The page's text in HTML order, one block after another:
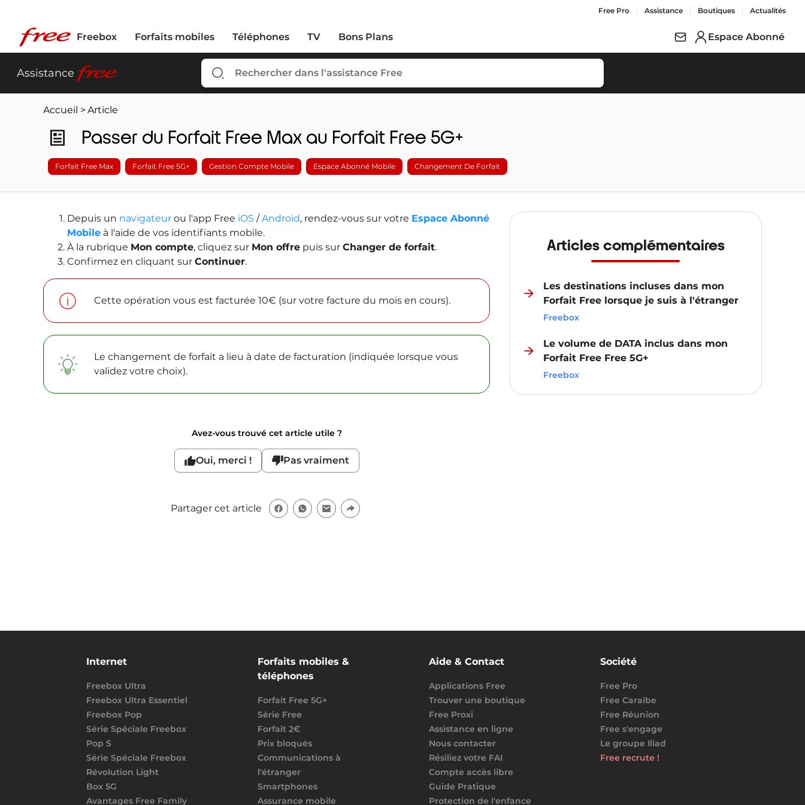
Free Pro Assistance Boutiques Actualités
Freebox Forfaits mobiles Téléphones TV Bons Plans Espace Abonné
Assistance free
Accueil > Article
Passer du Forfait Free Max au Forfait Free 5G+
Forfait Free Max Forfait Free 5G+ Gestion Compte Mobile Espace Abonné Mobile Changement De Forfait
Depuis un navigateur ou l'app Free iOS /Android, rendez-vous sur votre Espace Abonné
Mobile à l'aide de vos identifiants mobile.
À la rubrique Mon compte, cliquez sur Mon offre puis sur Changer de forfait.
Confirmez en cliquant sur Continuer.
Cette opération vous est facturée 10€ (sur votre facture du mois en cours).
Le changement de forfait a lieu à date de facturation (indiquée lorsque vous
validez votre choix).
Avez-vous trouvé cet article utile ?
Oui, merci ! Pas vraiment
Partager cet article
Articles complémentaires
Les destinations incluses dans mon
Forfait Free lorsque je suis à l'étranger
Freebox
Le volume de DATA inclus dans mon
Forfait Free Free 5G+
Freebox
Internet
Freebox Ultra
Freebox Ultra Essentiel
Freebox Pop
Série Spéciale Freebox
Pop S
Série Spéciale Freebox
Révolution Light
Box 5G
Avantages Free Family
Forfaits mobiles &
téléphones
Forfait Free 5G+
Série Free
Forfait 2€
Prix bloqués
Communications à
l'étranger
Smartphones
Assurance mobile
Aide & Contact
Applications Free
Trouver une boutique
Free Proxi
Assistance en ligne
Nous contacter
Résiliez votre FAI
Compte accès libre
Guide Pratique
Protection de l'enfance
Société
Free Pro
Free Caraïbe
Free Réunion
Free s'engage
Le groupe Iliad
Free recrute !